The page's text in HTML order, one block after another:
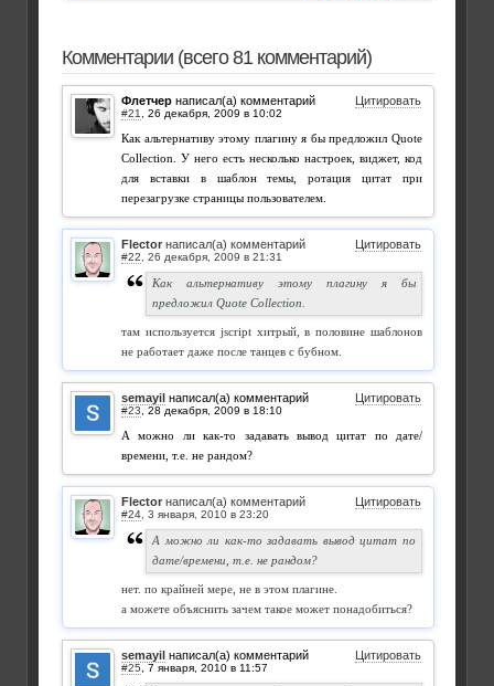
Комментарии (всего 81 комментарий)
Флетчер написал(а) комментарий Цитировать
#21
Как альтернативу этому плагину я бы предложил Quote
Collection. У него есть несколько настроек, виджет, код
для вставки в шаблон темы, ротация цитат при
перезагрузке страницы пользователем.
Flector написал(а) комментарий Цитировать
#22
Как альтернативу этому плагину я бы
предложил Quote Collection.
там используется jscript хитрый, в половине шаблонов
не работает даже после танцев с бубном.
semayil написал(а) комментарий Цитировать
#23
А можно ли как-то задавать вывод цитат по дате/
времени, т.е. не рандом?
Flector написал(а) комментарий Цитировать
#24
А можно ли как-то задавать вывод цитат по
дате/времени, т.е. не рандом?
нет. по крайней мере, не в этом плагине.
а можете объяснить зачем такое может понадобиться?
semayil написал(а) комментарий Цитировать
#25